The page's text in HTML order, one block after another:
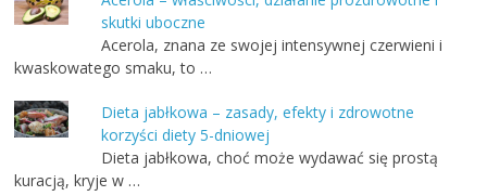
skutki uboczne
Acerola, znana ze swojej intensywnej czerwieni i
kwaskowatego smaku, to …
Dieta jabłkowa – zasady, efekty i zdrowotne
korzyści diety 5-dniowej
Dieta jabłkowa, choć może wydawać się prostą
kuracją, kryje w …